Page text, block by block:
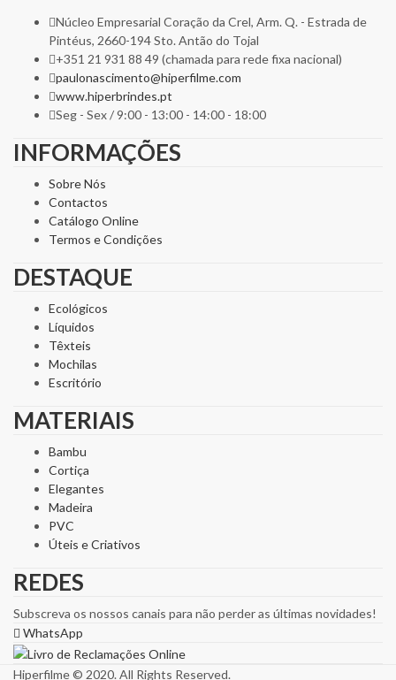
Núcleo Empresarial Coração da Crel, Arm. Q. - Estrada de
Pintéus, 2660-194 Sto. Antão do Tojal
+351 21 931 88 49 (chamada para rede fixa nacional)
paulonascimento@hiperfilme.com
www.hiperbrindes.pt
Seg - Sex / 9:00 - 13:00 - 14:00 - 18:00
INFORMAÇÕES
Sobre Nós
Contactos
Catálogo Online
Termos e Condições
DESTAQUE
Ecológicos
Líquidos
Têxteis
Mochilas
Escritório
MATERIAIS
Bambu
Cortiça
Elegantes
Madeira
PVC
Úteis e Criativos
REDES
Subscreva os nossos canais para não perder as últimas novidades!
WhatsApp
Hiperfilme © 2020. All Rights Reserved.